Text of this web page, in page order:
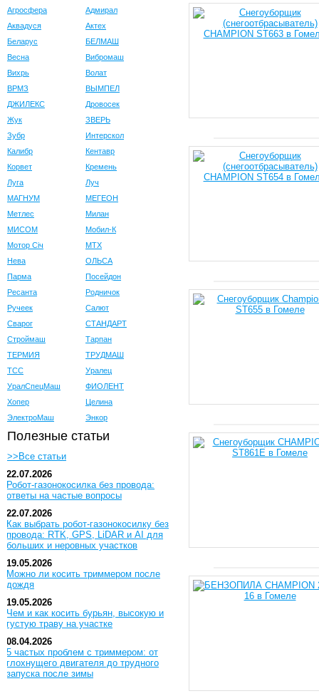
Агросфера
Адмирал
Аквадуся
Актех
Беларус
БЕЛМАШ
Весна
Вибромаш
Вихрь
Волат
ВРМЗ
ВЫМПЕЛ
ДЖИЛЕКС
Дровосек
Жук
ЗВЕРЬ
Зубр
Интерскол
Калибр
Кентавр
Корвет
Кремень
Луга
Луч
МАГНУМ
МЕГЕОН
Метлес
Милан
МИСОМ
Мобил-К
Мотор Сiч
МТХ
Нева
ОЛЬСА
Парма
Посейдон
Ресанта
Родничок
Ручеек
Салют
Сварог
СТАНДАРТ
Строймаш
Тарпан
ТЕРМИЯ
ТРУДМАШ
ТСС
Уралец
УралСпецМаш
ФИОЛЕНТ
Хопер
Целина
ЭлектроМаш
Энкор
Полезные статьи
>>Все статьи
22.07.2026
Робот-газонокосилка без провода:
ответы на частые вопросы
22.07.2026
Как выбрать робот-газонокосилку без
провода: RTK, GPS, LiDAR и AI для
больших и неровных участков
19.05.2026
Можно ли косить триммером после
дождя
19.05.2026
Чем и как косить бурьян, высокую и
густую траву на участке
08.04.2026
5 частых проблем с триммером: от
глохнущего двигателя до трудного
запуска после зимы